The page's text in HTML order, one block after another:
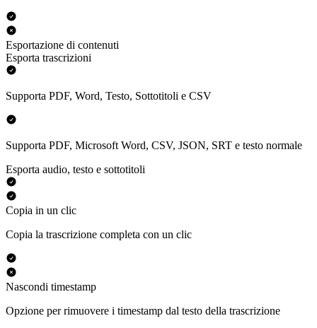
Esportazione di contenuti
Esporta trascrizioni
Supporta PDF, Word, Testo, Sottotitoli e CSV
Supporta PDF, Microsoft Word, CSV, JSON, SRT e testo normale
Esporta audio, testo e sottotitoli
Copia in un clic
Copia la trascrizione completa con un clic
Nascondi timestamp
Opzione per rimuovere i timestamp dal testo della trascrizione